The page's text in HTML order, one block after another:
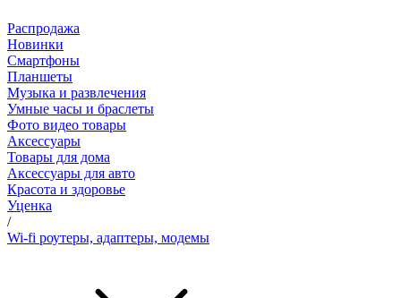
Распродажа
Новинки
Смартфоны
Планшеты
Музыка и развлечения
Умные часы и браслеты
Фото видео товары
Аксессуары
Товары для дома
Аксессуары для авто
Красота и здоровье
Уценка
/
Wi-fi роутеры, адаптеры, модемы